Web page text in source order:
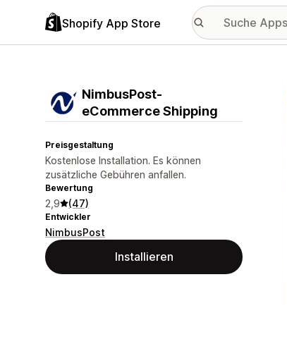
Shopify App Store
NimbusPost‑
eCommerce Shipping
Preisgestaltung
Kostenlose Installation. Es können
zusätzliche Gebühren anfallen.
Bewertung
2,9 (47)
Entwickler
NimbusPost
Installieren